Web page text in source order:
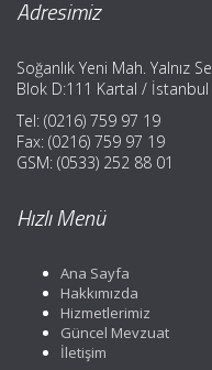
Adresimiz
Soğanlık Yeni Mah. Yalnız
Blok D:111 Kartal / İstanbul
Tel: (0216) 759 97 19
Fax: (0216) 759 97 19
GSM: (0533) 252 88 01
Hızlı Menü
Ana Sayfa
Hakkımızda
Hizmetlerimiz
Güncel Mevzuat
İletişim